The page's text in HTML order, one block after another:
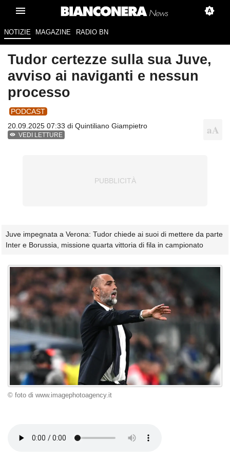
NOTIZIE MAGAZINE RADIO BN
Tudor certezze sulla sua Juve,
avviso ai naviganti e nessun
processo
PODCAST
20.09.2025 07:33 di Quintiliano Giampietro
VEDI LETTURE
Juve impegnata a Verona: Tudor chiede ai suoi di mettere da parte
Inter e Borussia, missione quarta vittoria di fila in campionato
© foto di www.imagephotoagency.it